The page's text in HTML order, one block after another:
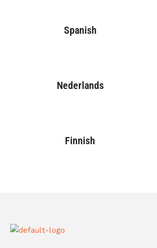
Spanish
Nederlands
Finnish